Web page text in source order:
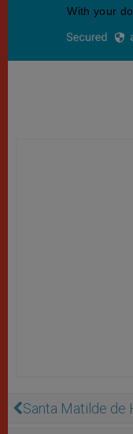
Santa Matilde de